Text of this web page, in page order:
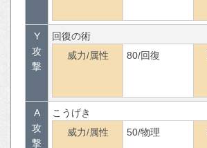
Y
攻
撃
回復の術
威力/属性
80/回復
A
攻
撃
こうげき
威力/属性
50/物理